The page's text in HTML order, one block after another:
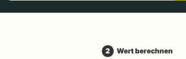
2 Wert berechnen